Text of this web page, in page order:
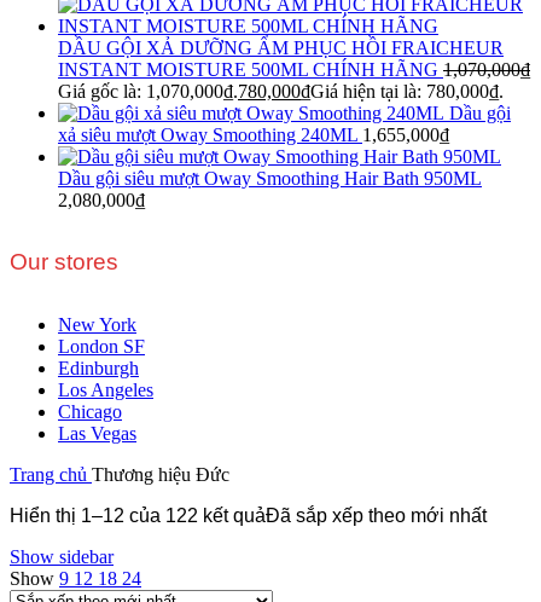
DẦU GỘI XẢ DƯỠNG ẨM PHỤC HỒI FRAICHEUR
INSTANT MOISTURE 500ML CHÍNH HÃNG 1,070,000₫
Giá gốc là: 1,070,000₫.780,000₫Giá hiện tại là: 780,000₫.
Dầu gội
xả siêu mượt Oway Smoothing 240ML 1,655,000₫
Dầu gội siêu mượt Oway Smoothing Hair Bath 950ML
2,080,000₫
Our stores
New York
London SF
Edinburgh
Los Angeles
Chicago
Las Vegas
Trang chủ Thương hiệu Đức
Hiển thị 1–12 của 122 kết quảĐã sắp xếp theo mới nhất
Show sidebar
Show 9 12 18 24